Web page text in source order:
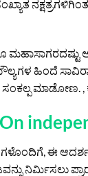
ಮಹಾಸಾಗರದಷ್ಟು
ಹಿಂದೆ
ಸಂಕಲ್ಪ ಮಾಡೋಣ.
ಈ
ನಿರ್ಮಿಸಲು